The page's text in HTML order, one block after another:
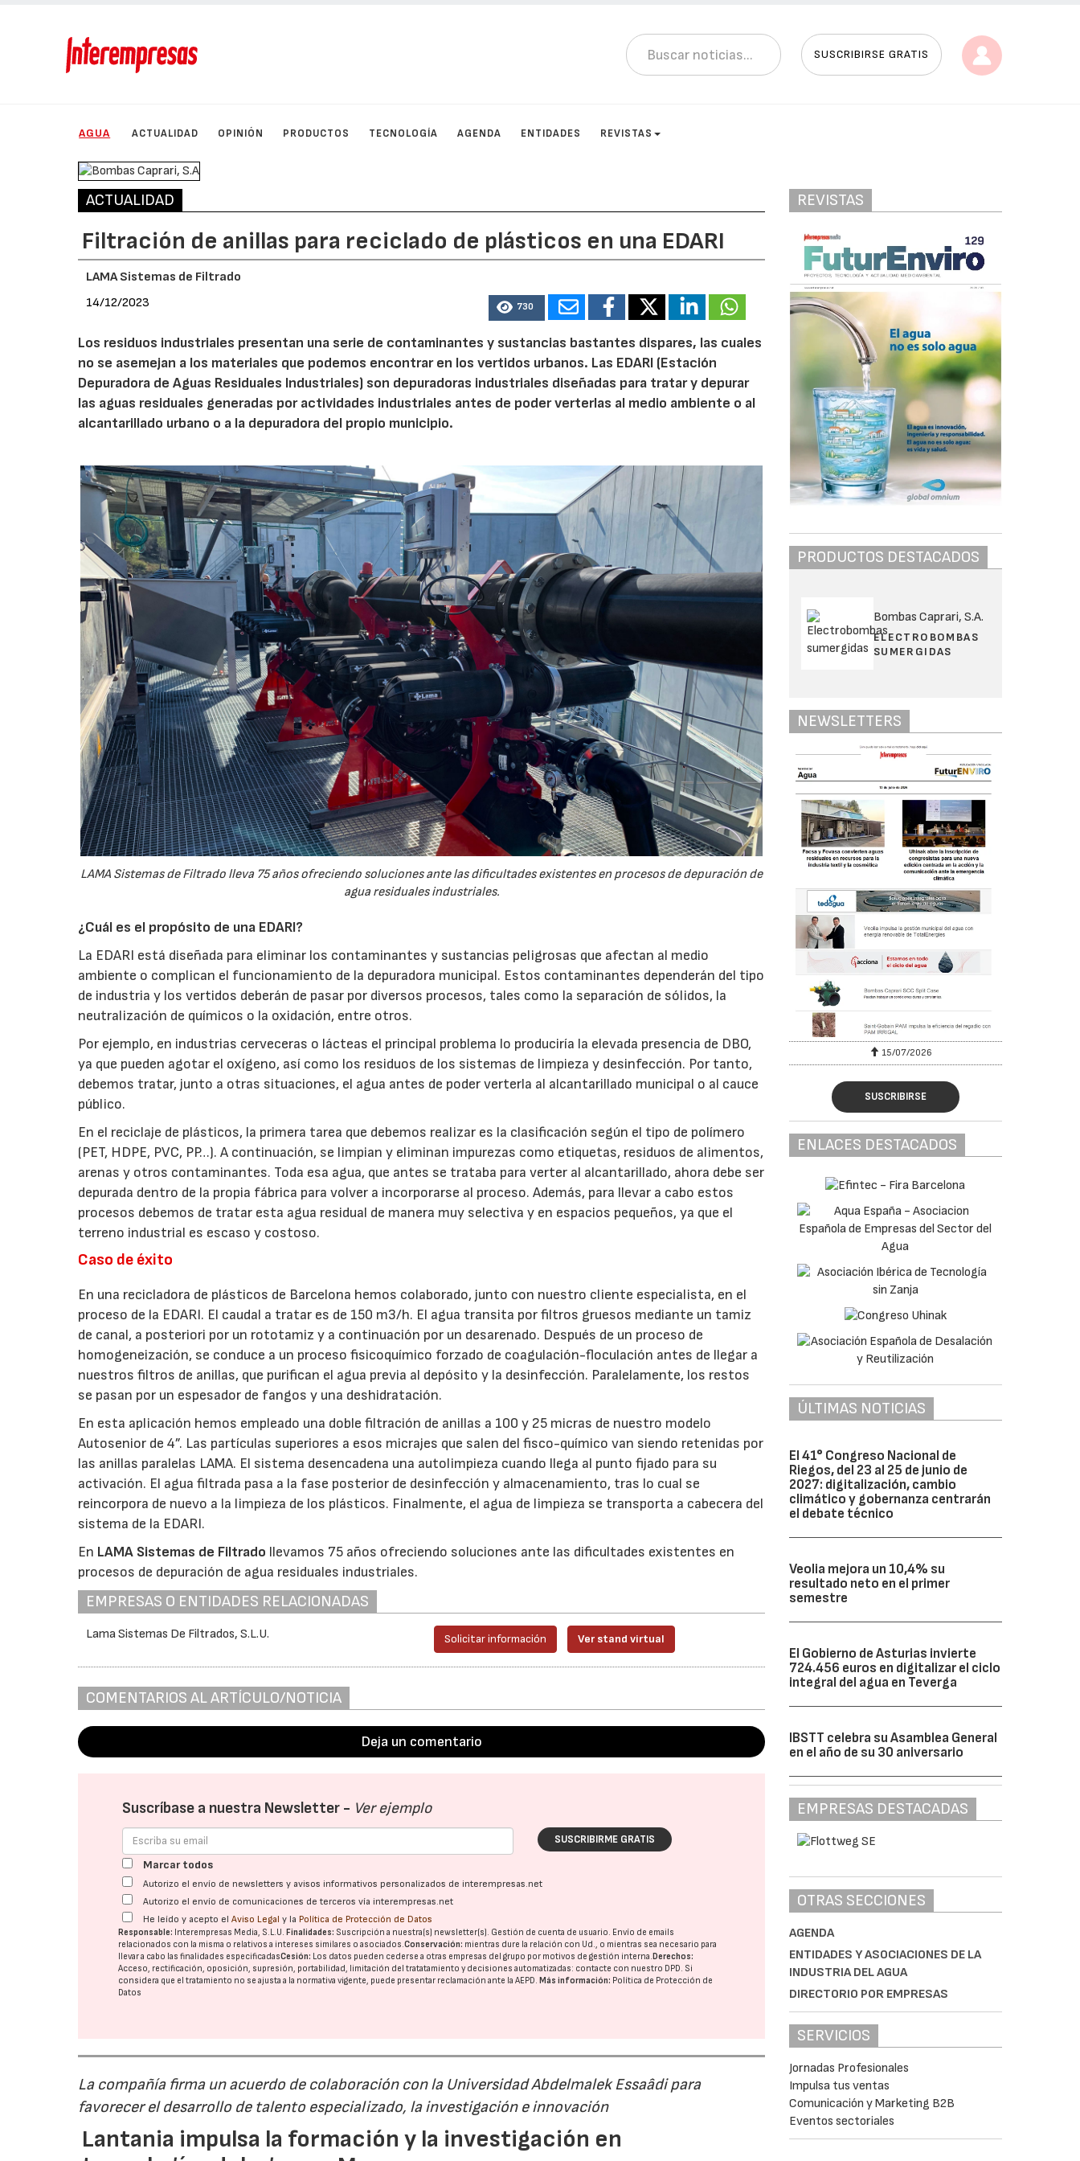
SUSCRIBIRSE GRATIS
AGUA ACTUALIDAD OPINIÓN PRODUCTOS TECNOLOGÍA AGENDA ENTIDADES REVISTAS
ACTUALIDAD
Filtración de anillas para reciclado de plásticos en una EDARI
LAMA Sistemas de Filtrado
14/12/2023
730
Los residuos industriales presentan una serie de contaminantes y sustancias bastantes dispares, las cuales
no se asemejan a los materiales que podemos encontrar en los vertidos urbanos. Las EDARI (Estación
Depuradora de Aguas Residuales Industriales) son depuradoras industriales diseñadas para tratar y depurar
las aguas residuales generadas por actividades industriales antes de poder verterlas al medio ambiente o al
alcantarillado urbano o a la depuradora del propio municipio.
LAMA Sistemas de Filtrado lleva 75 años ofreciendo soluciones ante las dificultades existentes en procesos de depuración de
agua residuales industriales.
¿Cuál es el propósito de una EDARI?
La EDARI está diseñada para eliminar los contaminantes y sustancias peligrosas que afectan al medio
ambiente o complican el funcionamiento de la depuradora municipal. Estos contaminantes dependerán del tipo
de industria y los vertidos deberán de pasar por diversos procesos, tales como la separación de sólidos, la
neutralización de químicos o la oxidación, entre otros.
Por ejemplo, en industrias cerveceras o lácteas el principal problema lo produciría la elevada presencia de DBO,
ya que pueden agotar el oxígeno, así como los residuos de los sistemas de limpieza y desinfección. Por tanto,
debemos tratar, junto a otras situaciones, el agua antes de poder verterla al alcantarillado municipal o al cauce
público.
En el reciclaje de plásticos, la primera tarea que debemos realizar es la clasificación según el tipo de polímero
(PET, HDPE, PVC, PP…). A continuación, se limpian y eliminan impurezas como etiquetas, residuos de alimentos,
arenas y otros contaminantes. Toda esa agua, que antes se trataba para verter al alcantarillado, ahora debe ser
depurada dentro de la propia fábrica para volver a incorporarse al proceso. Además, para llevar a cabo estos
procesos debemos de tratar esta agua residual de manera muy selectiva y en espacios pequeños, ya que el
terreno industrial es escaso y costoso.
Caso de éxito
En una recicladora de plásticos de Barcelona hemos colaborado, junto con nuestro cliente especialista, en el
proceso de la EDARI. El caudal a tratar es de 150 m3/h. El agua transita por filtros gruesos mediante un tamiz
de canal, a posteriori por un rototamiz y a continuación por un desarenado. Después de un proceso de
homogeneización, se conduce a un proceso fisicoquímico forzado de coagulación-floculación antes de llegar a
nuestros filtros de anillas, que purifican el agua previa al depósito y la desinfección. Paralelamente, los restos
se pasan por un espesador de fangos y una deshidratación.
En esta aplicación hemos empleado una doble filtración de anillas a 100 y 25 micras de nuestro modelo
Autosenior de 4”. Las partículas superiores a esos micrajes que salen del fisco-químico van siendo retenidas por
las anillas paralelas LAMA. El sistema desencadena una autolimpieza cuando llega al punto fijado para su
activación. El agua filtrada pasa a la fase posterior de desinfección y almacenamiento, tras lo cual se
reincorpora de nuevo a la limpieza de los plásticos. Finalmente, el agua de limpieza se transporta a cabecera del
sistema de la EDARI.
En LAMA Sistemas de Filtrado llevamos 75 años ofreciendo soluciones ante las dificultades existentes en
procesos de depuración de agua residuales industriales.
EMPRESAS O ENTIDADES RELACIONADAS
Lama Sistemas De Filtrados, S.L.U. Solicitar información Ver stand virtual
COMENTARIOS AL ARTÍCULO/NOTICIA
Deja un comentario
Suscríbase a nuestra Newsletter - Ver ejemplo
SUSCRIBIRME GRATIS
Marcar todos
Autorizo el envío de newsletters y avisos informativos personalizados de interempresas.net
Autorizo el envío de comunicaciones de terceros vía interempresas.net
He leído y acepto elAviso Legal y la Política de Protección de Datos
Responsable: Interempresas Media, S.L.U.Finalidades: Suscripción a nuestra(s) newsletter(s). Gestión de cuenta de usuario. Envío de emails
relacionados con la misma o relativos a intereses similares o asociados.Conservación: mientras dure la relación con Ud., o mientras sea necesario para
llevar a cabo las finalidades especificadasCesión: Los datos pueden cederse a otras empresas del grupo por motivos de gestión interna.Derechos:
Acceso, rectificación, oposición, supresión, portabilidad, limitación del tratatamiento y decisiones automatizadas: contacte con nuestro DPD. Si
considera que el tratamiento no se ajusta a la normativa vigente, puede presentar reclamación ante laAEPD.Más información: Política de Protección de
Datos
La compañía firma un acuerdo de colaboración con la Universidad Abdelmalek Essaâdi para
favorecer el desarrollo de talento especializado, la investigación e innovación
Lantania impulsa la formación y la investigación en
REVISTAS
PRODUCTOS DESTACADOS
Bombas Caprari, S.A.
ELECTROBOMBAS
SUMERGIDAS
NEWSLETTERS
15/07/2026
SUSCRIBIRSE
ENLACES DESTACADOS
ÚLTIMAS NOTICIAS
El 41° Congreso Nacional de
Riegos, del 23 al 25 de junio de
2027: digitalización, cambio
climático y gobernanza centrarán
el debate técnico
Veolia mejora un 10,4% su
resultado neto en el primer
semestre
El Gobierno de Asturias invierte
724.456 euros en digitalizar el ciclo
integral del agua en Teverga
IBSTT celebra su Asamblea General
en el año de su 30 aniversario
EMPRESAS DESTACADAS
OTRAS SECCIONES
AGENDA
ENTIDADES Y ASOCIACIONES DE LA
INDUSTRIA DEL AGUA
DIRECTORIO POR EMPRESAS
SERVICIOS
Jornadas Profesionales
Impulsa tus ventas
Comunicación y Marketing B2B
Eventos sectoriales